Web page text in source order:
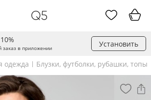
заказ в приложении Установить
одежда Блузки, футболки, рубашки, топы